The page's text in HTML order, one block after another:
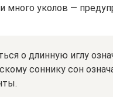
много уколов —
о длинную иглу
соннику сон